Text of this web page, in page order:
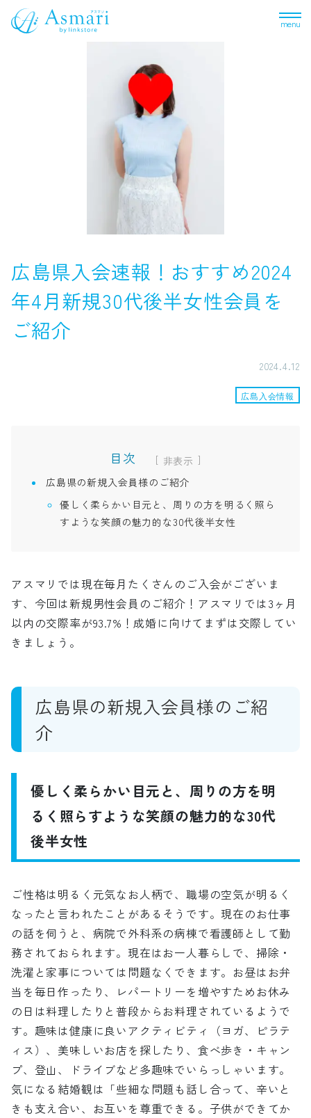
menu
広島県入会速報！おすすめ2024
年4月新規30代後半女性会員を
ご紹介
2024.4.12
広島入会情報
目次 [
]
広島県の新規入会員様のご紹介
優しく柔らかい目元と、周りの方を明るく照ら
すような笑顔の魅力的な30代後半女性
アスマリでは現在毎月たくさんのご入会がございま
す、今回は新規男性会員のご紹介！アスマリでは3ヶ月
以内の交際率が93.7%！成婚に向けてまずは交際してい
きましょう。
広島県の新規入会員様のご紹
介
優しく柔らかい目元と、周りの方を明
るく照らすような笑顔の魅力的な30代
後半女性
ご性格は明るく元気なお人柄で、職場の空気が明るく
なったと言われたことがあるそうです。現在のお仕事
の話を伺うと、病院で外科系の病棟で看護師として勤
務されておられます。現在はお一人暮らしで、掃除・
洗濯と家事については問題なくできます。お昼はお弁
当を毎日作ったり、レパートリーを増やすためお休み
の日は料理したりと普段からお料理されているようで
す。趣味は健康に良いアクティビティ（ヨガ、ピラテ
ィス）、美味しいお店を探したり、食べ歩き・キャン
プ、登山、ドライブなど多趣味でいらっしゃいます。
気になる結婚観は「些細な問題も話し合って、辛いと
きも支え合い、お互いを尊重できる。子供ができてか